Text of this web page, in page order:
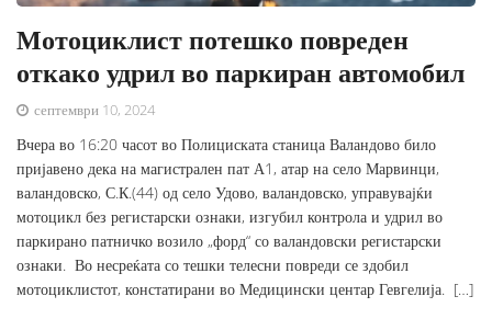
Мотоциклист потешко повреден
откако удрил во паркиран автомобил
септември 10, 2024
Вчера во 16:20 часот во Полициската станица Валандово било
пријавено дека на магистрален пат А1, атар на село Марвинци,
валандовско, С.К.(44) од село Удово, валандовско, управувајќи
мотоцикл без регистарски ознаки, изгубил контрола и удрил во
паркирано патничко возило „форд“ со валандовски регистарски
ознаки. Во несреќата со тешки телесни повреди се здобил
мотоциклистот, констатирани во Медицински центар Гевгелија. […]